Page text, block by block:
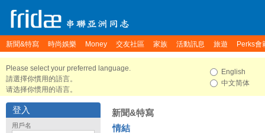
新聞&特寫 時尚娛樂 Money 交友社區 家族 活動訊息 旅遊 Perks會
Please select your preferred language.
請選擇你慣用的語言。
请选择你惯用的语言。
English
中文简体
登入
用戶名
新聞&特寫
情結